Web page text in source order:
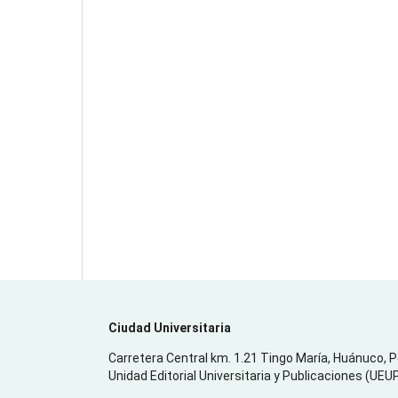
Ciudad Universitaria
Carretera Central km. 1.21 Tingo María, Huánuco,
Unidad Editorial Universitaria y Publicaciones